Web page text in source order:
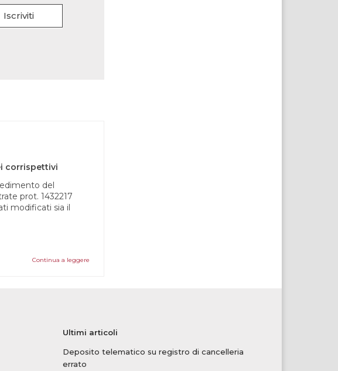
Iscriviti
corrispettivi
del
prot. 1432217
modificati sia il
Continua a leggere
Ultimi articoli
Deposito telematico su registro di cancelleria
errato